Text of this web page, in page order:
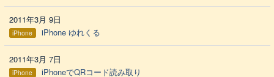
2011年3月 9日
iPhone iPhone ゆれくる
2011年3月 7日
iPhone iPhoneでQRコード読み取り